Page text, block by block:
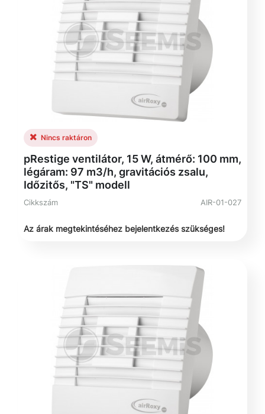
Nincs raktáron
pRestige ventilátor, 15 W, átmérő: 100 mm,
légáram: 97 m3/h, gravitációs zsalu,
Időzitős, "TS" modell
Cikkszám AIR-01-027
Az árak megtekintéséhez bejelentkezés szükséges!